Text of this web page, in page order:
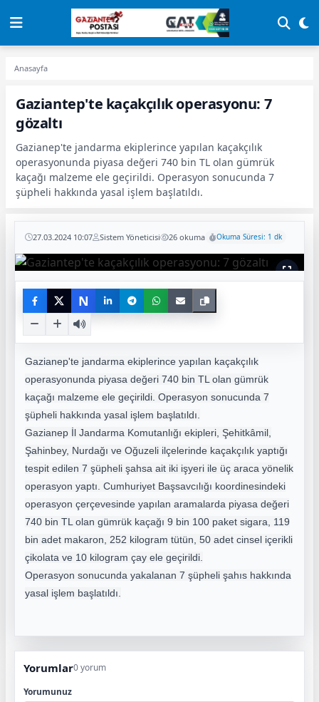
Anasayfa
Gaziantep'te kaçakçılık operasyonu: 7
gözaltı
Gazianep'te jandarma ekiplerince yapılan kaçakçılık
operasyonunda piyasa değeri 740 bin TL olan gümrük
kaçağı malzeme ele geçirildi. Operasyon sonucunda 7
şüpheli hakkında yasal işlem başlatıldı.
27.03.2024 10:07 Sistem Yöneticisi 26 okuma Okuma Süresi: 1 dk
N
Gazianep'te jandarma ekiplerince yapılan kaçakçılık
operasyonunda piyasa değeri 740 bin TL olan gümrük
kaçağı malzeme ele geçirildi. Operasyon sonucunda 7
şüpheli hakkında yasal işlem başlatıldı.
Gazianep İl Jandarma Komutanlığı ekipleri, Şehitkâmil,
Şahinbey, Nurdağı ve Oğuzeli ilçelerinde kaçakçılık yaptığı
tespit edilen 7 şüpheli şahsa ait iki işyeri ile üç araca yönelik
operasyon yaptı. Cumhuriyet Başsavcılığı koordinesindeki
operasyon çerçevesinde yapılan aramalarda piyasa değeri
740 bin TL olan gümrük kaçağı 9 bin 100 paket sigara, 119
bin adet makaron, 252 kilogram tütün, 50 adet cinsel içerikli
çikolata ve 10 kilogram çay ele geçirildi.
Operasyon sonucunda yakalanan 7 şüpheli şahıs hakkında
yasal işlem başlatıldı.
Yorumlar0 yorum
Yorumunuz